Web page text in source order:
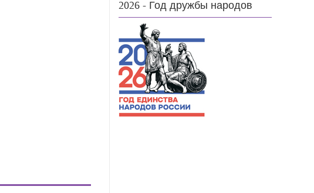
2026 - Год дружбы народов